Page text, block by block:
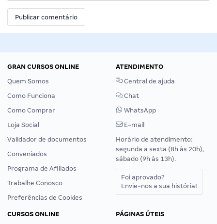
GRAN CURSOS ONLINE
Quem Somos
Como Funciona
Como Comprar
Loja Social
Validador de documentos
Conveniados
Programa de Afiliados
Trabalhe Conosco
Preferências de Cookies
ATENDIMENTO
Central de ajuda
Chat
WhatsApp
E-mail
Horário de atendimento:
segunda a sexta (8h às 20h),
sábado (9h às 13h).
Foi aprovado?
Envie-nos a sua história!
CURSOS ONLINE
PÁGINAS ÚTEIS